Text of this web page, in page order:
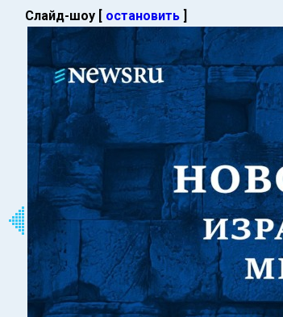
Слайд-шоу [ остановить ]